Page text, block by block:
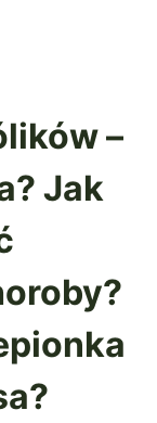
–
Jak